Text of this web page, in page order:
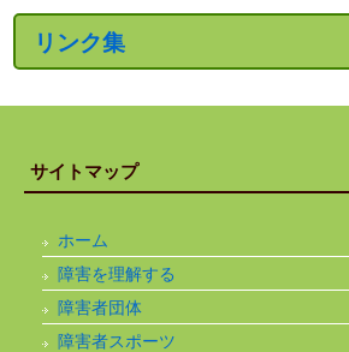
リンク集
サイトマップ
ホーム
障害を理解する
障害者団体
障害者スポーツ